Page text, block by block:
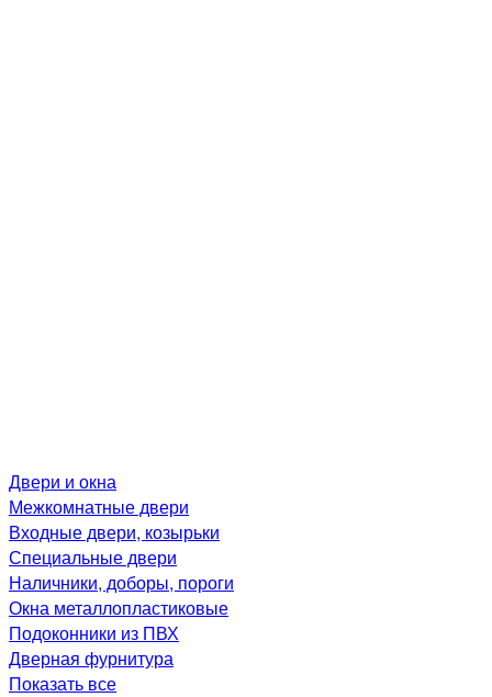
Двери и окна
Межкомнатные двери
Входные двери, козырьки
Специальные двери
Наличники, доборы, пороги
Окна металлопластиковые
Подоконники из ПВХ
Дверная фурнитура
Показать все